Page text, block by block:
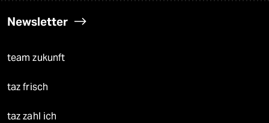
Newsletter
team zukunft
taz frisch
taz zahl ich